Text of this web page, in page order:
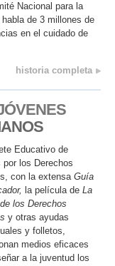
Nacional para la
de 3 millones de
en el cuidado de
historia completa
Educativo de
por los Derechos
con la extensa Guía
la película de La
los Derechos
y otras ayudas
y folletos,
medios eficaces
a la juventud los